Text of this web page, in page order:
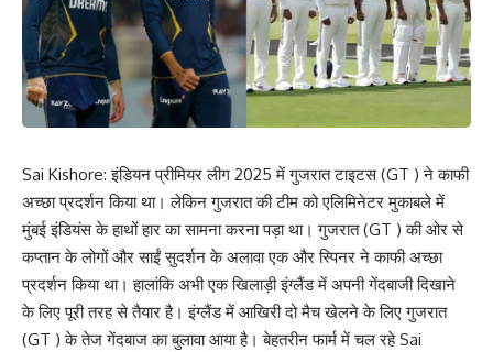
Sai Kishore: इंडियन प्रीमियर लीग 2025 में गुजरात टाइटस (GT ) ने काफी
अच्छा प्रदर्शन किया था। लेकिन गुजरात की टीम को एलिमिनेटर मुकाबले में
मुंबई इंडियंस के हाथों हार का सामना करना पड़ा था। गुजरात (GT ) की ओर से
कप्तान के लोगों और साईं सुदर्शन के अलावा एक और स्पिनर ने काफी अच्छा
प्रदर्शन किया था। हालांकि अभी एक खिलाड़ी इंग्लैंड में अपनी गेंदबाजी दिखाने
के लिए पूरी तरह से तैयार है। इंग्लैंड में आखिरी दो मैच खेलने के लिए गुजरात
(GT ) के तेज गेंदबाज का बुलावा आया है। बेहतरीन फार्म में चल रहे Sai